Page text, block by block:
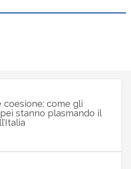
coesione: come gli
stanno plasmando il